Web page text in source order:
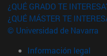
¿QUÉ GRADO TE
¿QUÉ MÁSTER TE
© Universidad de Navarra
Información legal